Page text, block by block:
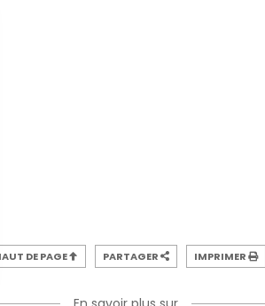
DE PAGE PARTAGER IMPRIMER